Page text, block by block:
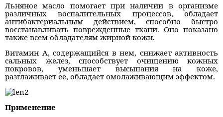
Льняное масло помогает при наличии в организме
различных воспалительных процессов, обладает
антибактериальным действием, способно быстро
восстанавливать поврежденные ткани. Оно показано
также всем обладателям жирной кожи.
Витамин А, содержащийся в нем, снижает активность
сальных желез, способствует очищению кожных
покровов, уменьшает высыпания на коже,
разглаживает ее, обладает омолаживающим эффектом.
Применение